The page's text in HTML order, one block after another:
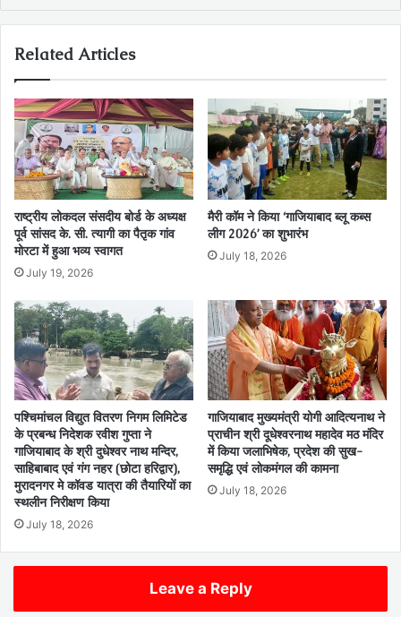
Related Articles
राष्ट्रीय लोकदल संसदीय बोर्ड के अध्यक्ष
पूर्व सांसद के. सी. त्यागी का पैतृक गांव
मोरटा में हुआ भव्य स्वागत
July 19, 2026
मैरी कॉम ने किया ‘गाजियाबाद ब्लू कब्स
लीग 2026’ का शुभारंभ
July 18, 2026
पश्चिमांचल विद्युत वितरण निगम लिमिटेड
के प्रबन्ध निदेशक रवीश गुप्ता ने
गाजियाबाद के श्री दुधेश्वर नाथ मन्दिर,
साहिबाबाद एवं गंग नहर (छोटा हरिद्वार),
मुरादनगर मे कॉवड यात्रा की तैयारियों का
स्थलीन निरीक्षण किया
July 18, 2026
गाजियाबाद मुख्यमंत्री योगी आदित्यनाथ ने
प्राचीन श्री दूधेश्वरनाथ महादेव मठ मंदिर
में किया जलाभिषेक, प्रदेश की सुख-
समृद्धि एवं लोकमंगल की कामना
July 18, 2026
Leave a Reply